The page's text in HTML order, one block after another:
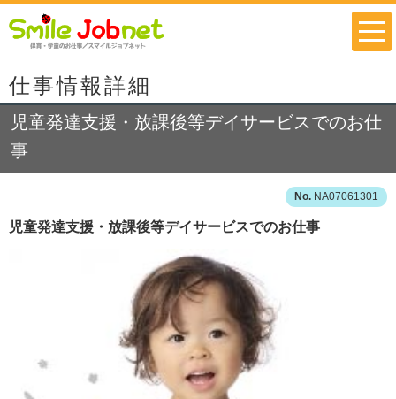
仕事情報詳細
児童発達支援・放課後等デイサービスでのお仕
事
NA07061301
児童発達支援・放課後等デイサービスでのお仕事